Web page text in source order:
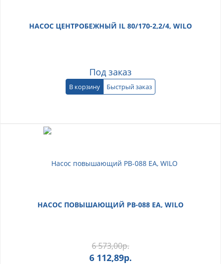
НАСОС ЦЕНТРОБЕЖНЫЙ IL 80/170-2,2/4, WILO
Под заказ
В корзину Быстрый заказ
НАСОС ПОВЫШАЮЩИЙ PB-088 EA, WILO
6 573,00р.
6 112,89р.